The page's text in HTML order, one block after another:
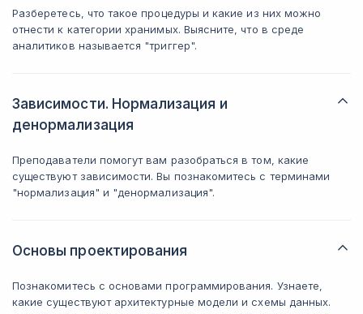
Разберетесь, что такое процедуры и какие из них можно
отнести к категории хранимых. Выясните, что в среде
аналитиков называется "триггер".
Зависимости. Нормализация и
денормализация
Преподаватели помогут вам разобраться в том, какие
существуют зависимости. Вы познакомитесь с терминами
"нормализация" и "денормализация".
Основы проектирования
Познакомитесь с основами программирования. Узнаете,
какие существуют архитектурные модели и схемы данных.